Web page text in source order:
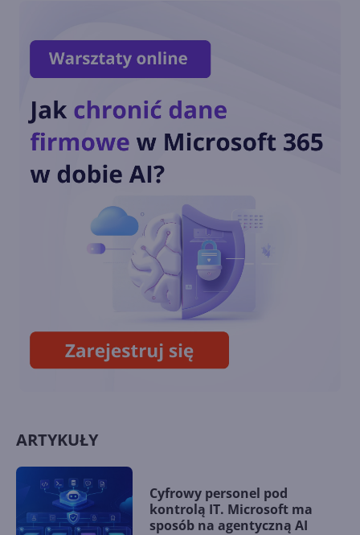
tryb AI w przeglądarce
Copilot w menu
nowej karty w Edge
Podsumowanie roku 2024 w
Microsoft Edge. Sprawdź
statystyki!
ARTYKUŁY
Cyfrowy personel pod
kontrolą IT. Microsoft ma
sposób na agentyczną AI